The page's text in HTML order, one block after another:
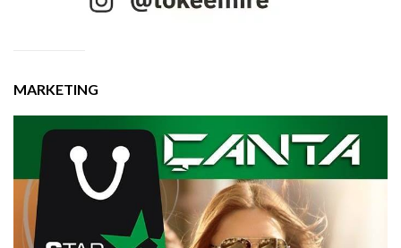
MARKETING